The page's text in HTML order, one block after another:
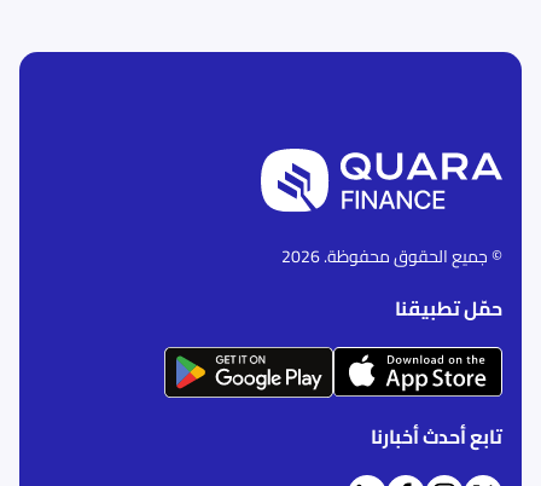
© جميع الحقوق محفوظة. 2026
حمّل تطبيقنا
تابع أحدث أخبارنا